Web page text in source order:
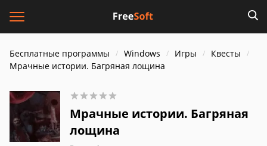
Бесплатные программы Windows Игры
Квесты
Мрачные истории. Багряная лощина
Мрачные истории. Багряная
лощина